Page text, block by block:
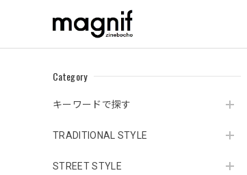
Category
キーワードで探す
TRADITIONAL STYLE
STREET STYLE